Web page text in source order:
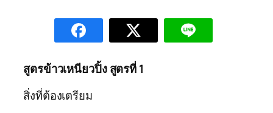
สูตรข้าวเหนียวปิ้ง สูตรที่ 1
สิ่งที่ต้องเตรียม